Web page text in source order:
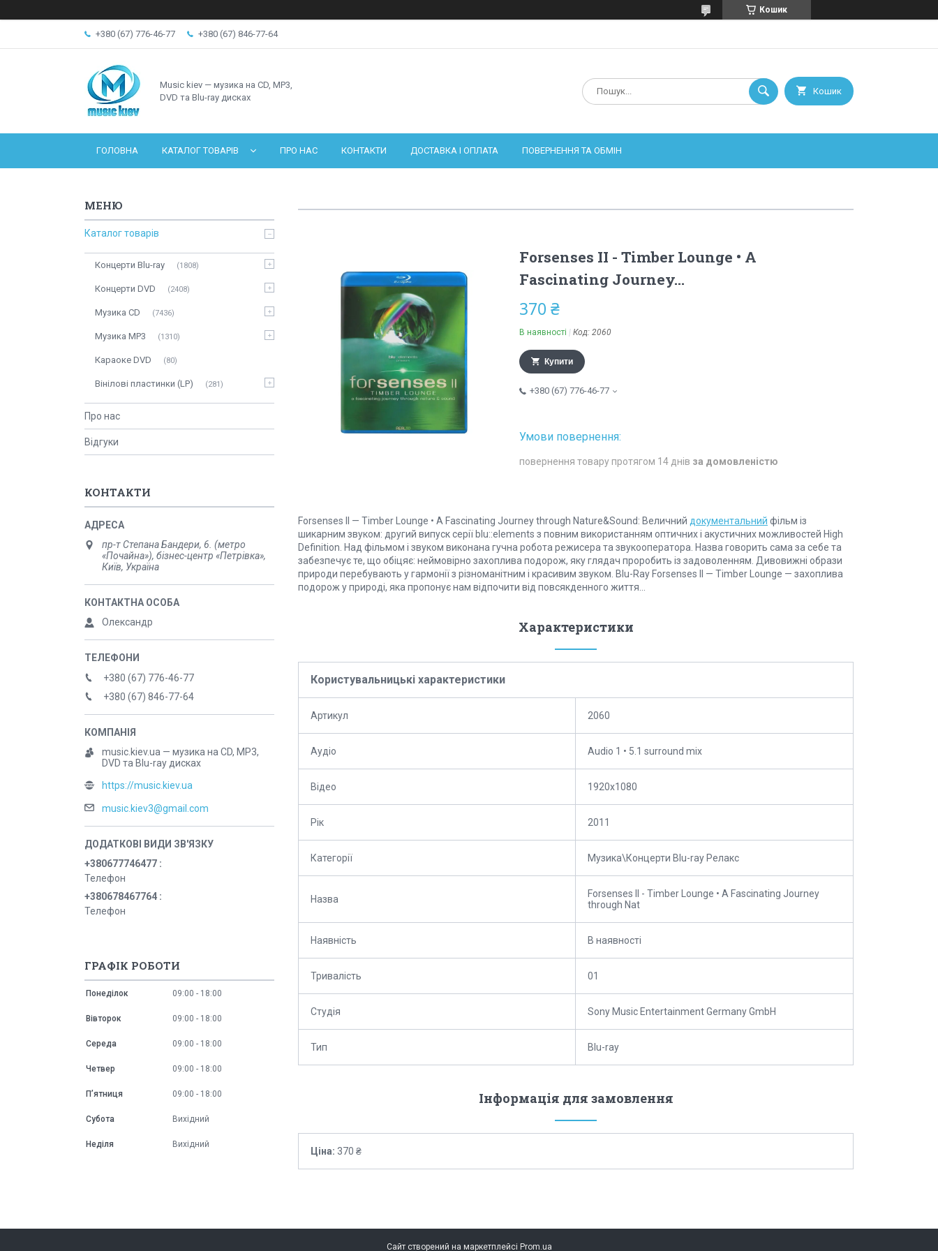
Кошик
+380 (67) 776-46-77 +380 (67) 846-77-64
Music kiev — музика на CD, MP3,
DVD та Blu-ray дисках
Кошик
ГОЛОВНА КАТАЛОГ ТОВАРІВ ПРО НАС КОНТАКТИ ДОСТАВКА І ОПЛАТА ПОВЕРНЕННЯ ТА ОБМІН
Forsenses II - Timber Lounge • A
Fascinating Journey...
370 ₴
В наявності Код: 2060
Купити
+380 (67) 776-46-77
повернення товару протягом 14 днів за домовленістю
Forsenses II — Timber Lounge • A Fascinating Journey through Nature&Sound: Величний документальний фільм із
шикарним звуком: другий випуск серії blu::elements з повним використанням оптичних і акустичних можливостей High
Definition. Над фільмом і звуком виконана гучна робота режисера та звукооператора. Назва говорить сама за себе та
забезпечує те, що обіцяє: неймовірно захоплива подорож, яку глядач проробить із задоволенням. Дивовижні образи
природи перебувають у гармонії з різноманітним і красивим звуком. Blu-Ray Forsenses II — Timber Lounge — захоплива
подорож у природі, яка пропонує нам відпочити від повсякденного життя...
Характеристики
Користувальницькі характеристики
Артикул 2060
Аудіо Audio 1 • 5.1 surround mix
Відео 1920x1080
Рік 2011
Категорії Музика\Концерти Blu-ray Релакс
Назва
Forsenses II - Timber Lounge • A Fascinating Journey
through Nat
Наявність В наявності
Тривалість 01
Студія Sony Music Entertainment Germany GmbH
Тип Blu-ray
Інформація для замовлення
Ціна: 370 ₴
Каталог товарів
Концерти Blu-ray 1808
Концерти DVD 2408
Музика CD 7436
Музика MP3 1310
Караоке DVD 80
Вінілові пластинки (LP) 281
Про нас
Відгуки
КОНТАКТИ
пр-т Степана Бандери, 6. (метро
«Почайна»), бізнес-центр «Петрівка»,
Київ, Україна
Олександр
+380 (67) 776-46-77
+380 (67) 846-77-64
music.kiev.ua — музика на CD, MP3,
DVD та Blu-ray дисках
https://music.kiev.ua
music.kiev3@gmail.com
+380677746477
Телефон
+380678467764
Телефон
ГРАФІК РОБОТИ
Понеділок 09:00 18:00
Вівторок 09:00 18:00
Середа 09:00 18:00
Четвер 09:00 18:00
Пʼятниця 09:00 18:00
Субота Вихідний
Неділя Вихідний
Сайт створений на маркетплейсі Prom.ua